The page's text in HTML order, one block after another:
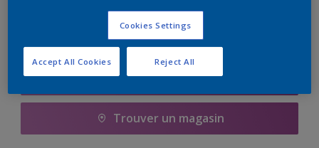
Ajouter à la liste d’achats
Trouver un magasin
Cookies Settings
Reject All
Accept All Cookies